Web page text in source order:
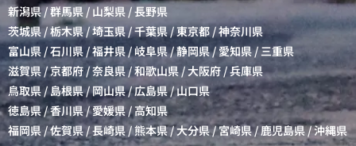
新潟県/群馬県 / 山梨県 /長野県
茨城県 /栃木県/埼玉県/千葉県/東京都 /神奈川県
富山県 /石川県 /福井県/岐阜県/静岡県/愛知県/三重県
滋賀県/京都府/奈良県 /和歌山県/大阪府 /兵庫県
鳥取県 / 島根県/岡山県/広島県/山口県
徳島県/香川県/愛媛県 /高知県
福岡県 /佐賀県 /長崎県/熊本県/大分県/宮崎県/鹿児島県/沖縄県